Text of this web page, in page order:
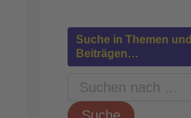
Suche in Themen und
Beiträgen…
c